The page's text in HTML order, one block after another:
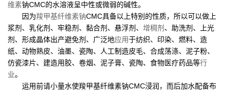
维素钠CMC的水溶液呈中性或微弱的碱性。
因为羧甲基纤维素钠CMC具备以上特别的性质，所以可以做上
浆剂、乳化剂、牢稳剂、黏合剂、悬浮剂、 增稠剂 、助洗剂、上光
剂、形成晶体出产避免剂、广泛地应用于纺织、印染、燃料、造
纸、动物熟皮、油墨、瓷陶、人工制造皮毛、合成荡涤、泥子粉、
仿瓷漆片、建造用胶、卷烟、泥子膏、瓷陶、食物医疗药品等行
业。
运用前请小量水使羧甲基纤维素钠CMC浸润，而后加水配备布